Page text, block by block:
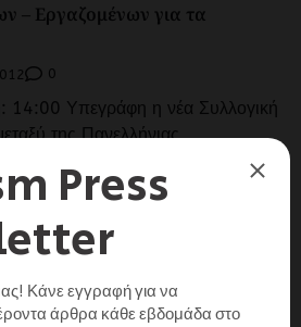
– Εργαζομένων για τα
0
14:00 Υπεγράφη η νέα Συλλογική
της Πανελλήνιας
που εκπροσωπεί η ΠΟΕΕ-ΥΤΕ,
[…]